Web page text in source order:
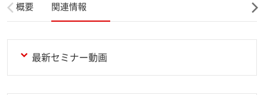
概要 関連情報
最新セミナー動画